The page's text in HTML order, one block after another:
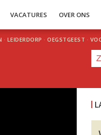
VACATURES OVER ONS
· LEIDERDORP · OEGSTGEEST ·